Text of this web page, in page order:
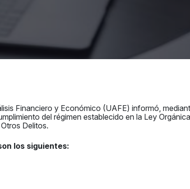
Financiero y Económico (UAFE) informó,
del régimen establecido en la Ley
Delitos.
los siguientes: